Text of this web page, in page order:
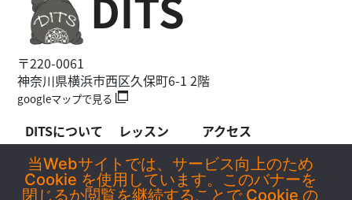
〒220-0061
神奈川県横浜市西区久保町6-1 2階
googleマップで見る
DITSについて
お知らせ
イベント情報
レッスン
-WOLFY
-Soh理論
アクセス
料金
よくあるご質問
当Webサイトでは、サービス向上のため
Cookie を使用しています。このバナーを
閉じるか閲覧を継続することで Cookie の